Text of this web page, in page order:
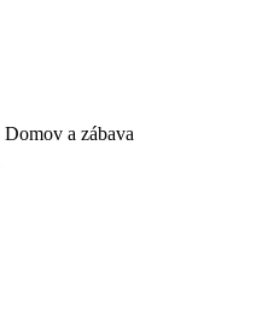
Domov a zábava